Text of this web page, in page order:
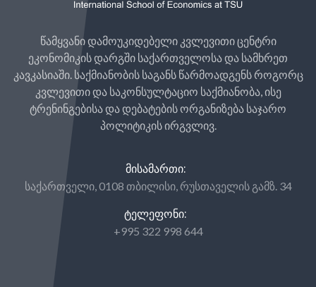
წამყვანი დამოუკიდებელი კვლევითი ცენტრი
ეკონომიკის დარგში საქართველოსა და სამხრეთ
კავკასიაში. საქმიანობის საგანს წარმოადგენს როგორც
კვლევითი და საკონსულტაციო საქმიანობა, ისე
ტრენინგებისა და დებატების ორგანიზება საჯარო
პოლიტიკის ირგვლივ.
ᲛᲘᲡᲐᲛᲐᲠᲗᲘ:
საქართველი, 0108 თბილისი, რუსთაველის გამზ. 34
ᲢᲔᲚᲔᲤᲝᲜᲘ:
+995 322 998 644